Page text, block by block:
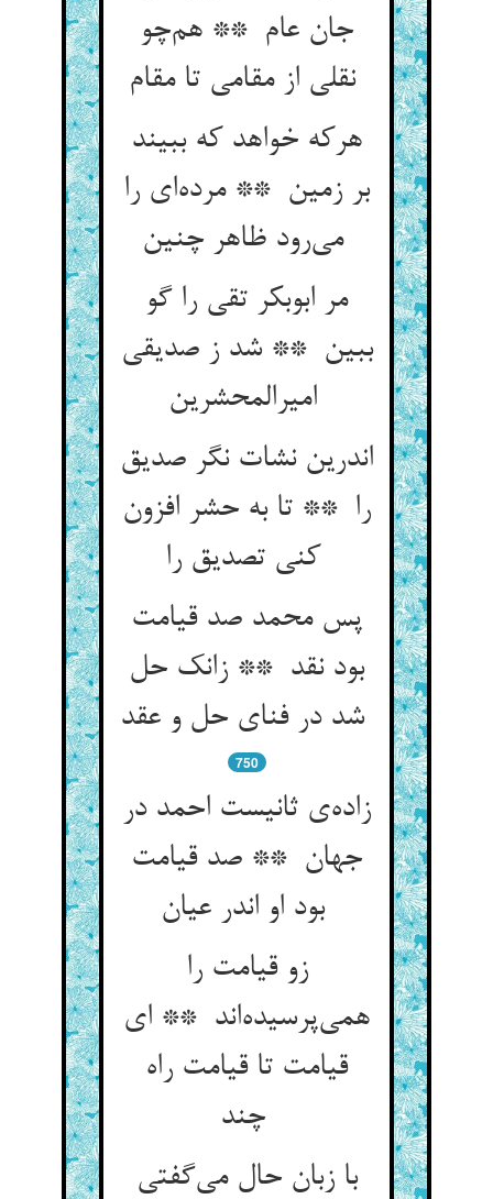
جان عام ** هم‌چو
نقلی از مقامی تا مقام
هرکه خواهد که ببیند
بر زمین ** مرده‌ای را
می‌رود ظاهر چنین
مر ابوبکر تقی را گو
ببین ** شد ز صدیقی
امیرالمحشرین
اندرین نشات نگر صدیق
را ** تا به حشر افزون
کنی تصدیق را
پس محمد صد قیامت
بود نقد ** زانک حل
شد در فنای حل و عقد
750
زاده‌ی ثانیست احمد در
جهان ** صد قیامت
بود او اندر عیان
زو قیامت را
همی‌پرسیده‌اند ** ای
قیامت تا قیامت راه
چند
با زبان حال می‌گفتی